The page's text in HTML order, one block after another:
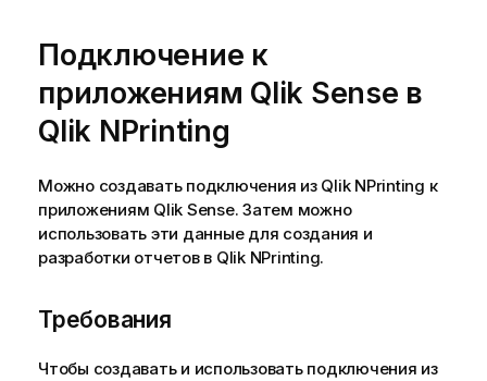
и
Подключение к
приложениям Qlik Sense в
Qlik NPrinting
Можно создавать подключения из Qlik NPrinting к
приложениям Qlik Sense. Затем можно
использовать эти данные для создания и
разработки отчетов в Qlik NPrinting.
Требования
Чтобы создавать и использовать подключения из